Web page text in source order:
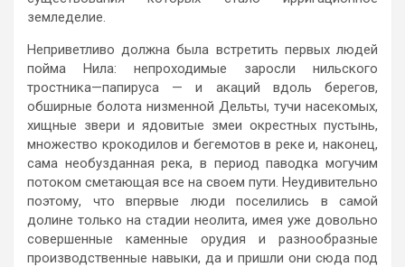
земледелие.
Неприветливо должна была встретить первых людей
пойма Нила: непроходимые заросли нильского
тростника—папируса — и акаций вдоль берегов,
обширные болота низменной Дельты, тучи насекомых,
хищные звери и ядовитые змеи окрестных пустынь,
множество крокодилов и бегемотов в реке и, наконец,
сама необузданная река, в период паводка могучим
потоком сметающая все на своем пути. Неудивительно
поэтому, что впервые люди поселились в самой
долине только на стадии неолита, имея уже довольно
совершенные каменные орудия и разнообразные
производственные навыки, да и пришли они сюда под